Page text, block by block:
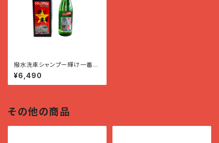
撥水洗車シャンプー輝け一番
星 望郷一番星
¥6,490
その他の商品